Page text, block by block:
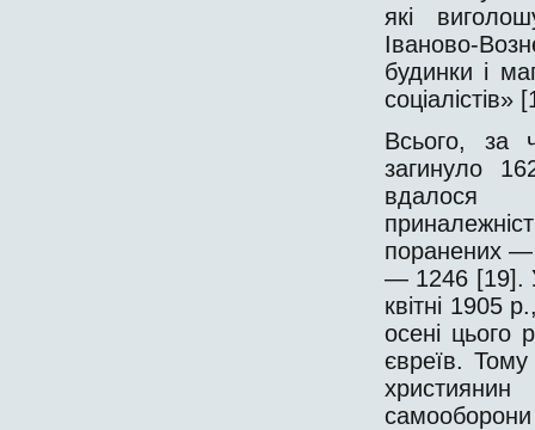
які
Іваново-
будинки і
соціалістів»
Всього, за
загинуло
вдалося
поранених
— 1246 [19].
квітні 1905
осені цього
євреїв.